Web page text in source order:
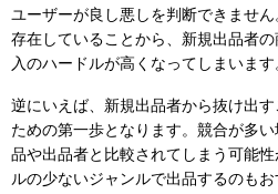
ユーザーが良し悪しを判断できませ
存在していることから、新規出品者
入のハードルが高くなってしまいます
逆にいえば、新規出品者から抜け出
ための第一歩となります。競合が多
品や出品者と比較されてしまう可能
ルの少ないジャンルで出品するのもお